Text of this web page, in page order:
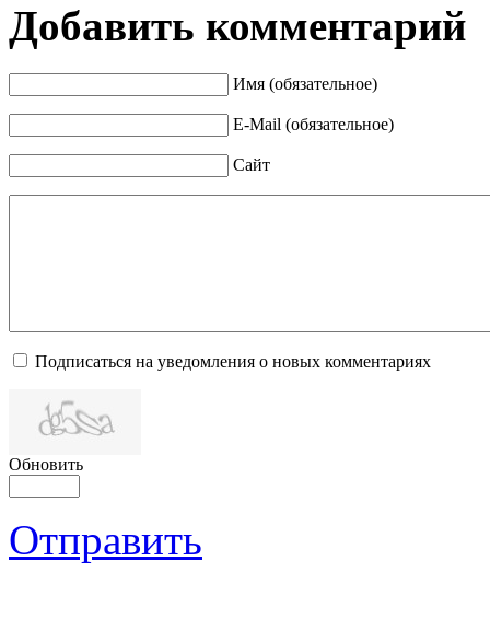
Добавить комментарий
Имя (обязательное)
E-Mail (обязательное)
Сайт
Подписаться на уведомления о новых комментариях
Обновить
Отправить